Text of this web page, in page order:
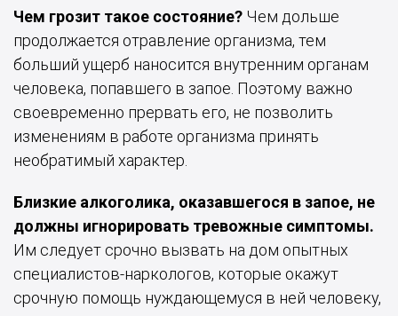
Чем грозит такое состояние? Чем дольше
продолжается отравление организма, тем
больший ущерб наносится внутренним органам
человека, попавшего в запое. Поэтому важно
своевременно прервать его, не позволить
изменениям в работе организма принять
необратимый характер.
Близкие алкоголика, оказавшегося в запое, не
должны игнорировать тревожные симптомы.
Им следует срочно вызвать на дом опытных
специалистов-наркологов, которые окажут
срочную помощь нуждающемуся в ней человеку,